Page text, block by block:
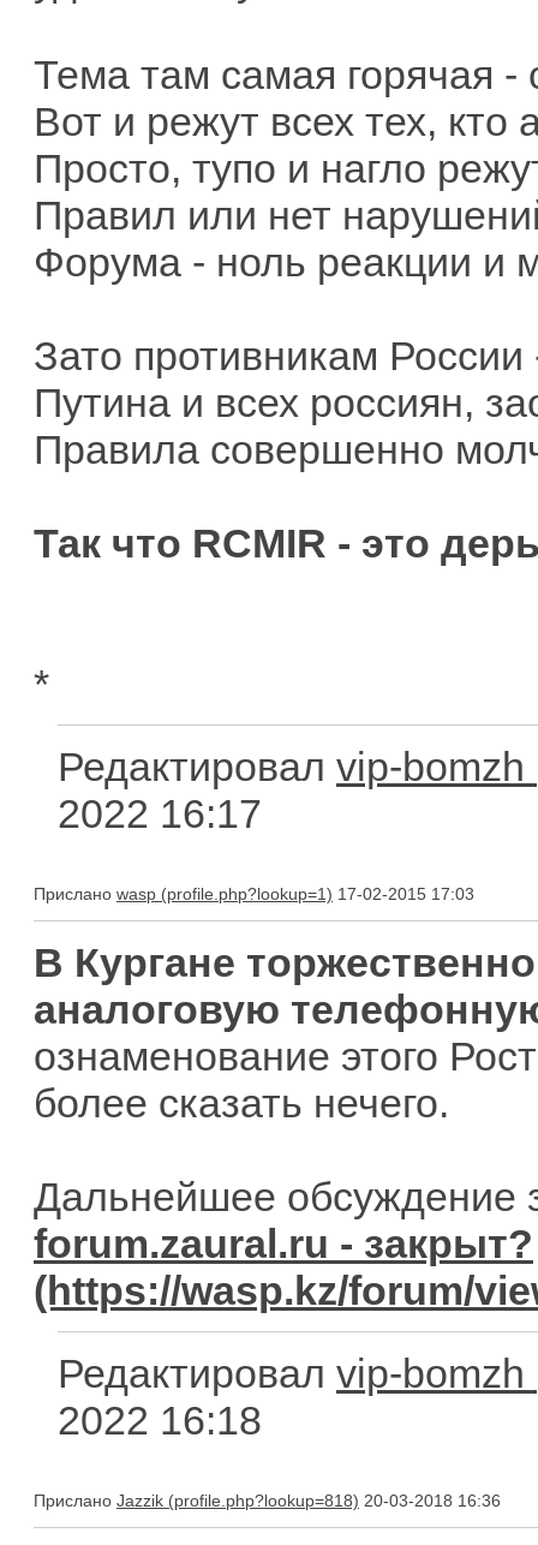
Тема там самая горячая -
Вот и режут всех тех, кто
Просто, тупо и нагло
Правил или нет
Форума - ноль реакции и
Зато противникам
Путина и всех россиян,
Правила совершенно
Так что RCMIR - это
*
Редактировал vip-bomzh
2022 16:17
Прислано wasp 17-02-2015 17:03
В Кургане
аналоговую
ознаменование этого
более сказать нечего.
Дальнейшее обсуждение
forum.zaural.ru - закрыт?
Редактировал vip-bomzh
2022 16:18
Прислано Jazzik 20-03-2018 16:36